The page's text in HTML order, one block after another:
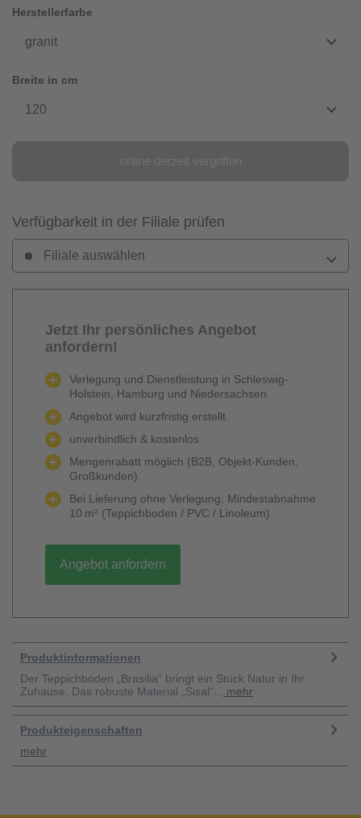
Herstellerfarbe
granit
Breite in cm
120
Verfügbarkeit in der Filiale prüfen
Filiale auswählen
Jetzt Ihr persönliches Angebot
anfordern!
Verlegung und Dienstleistung in Schleswig-
Holstein, Hamburg und Niedersachsen
Angebot wird kurzfristig erstellt
unverbindlich & kostenlos
Mengenrabatt möglich (B2B, Objekt-Kunden,
Großkunden)
Bei Lieferung ohne Verlegung: Mindestabnahme
10 m² (Teppichboden / PVC / Linoleum)
Angebot anfordern
Produktinformationen
Der Teppichboden „Brasilia“ bringt ein Stück Natur in Ihr
Zuhause. Das robuste Material „Sisal“...
mehr
Produkteigenschaften
mehr